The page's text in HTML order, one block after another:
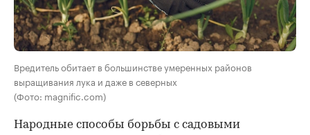
Вредитель обитает в большинстве умеренных районов
выращивания лука и даже в северных
(Фото: magnific.com)
Народные способы борьбы с садовыми